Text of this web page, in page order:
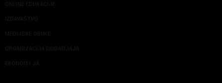
ONLINE EDUKACIJE
IZDAVAŠTVO
MEDIJSKE OBUKE
ORGANIZACIJA DOGADJAJA
EKONOM I JA